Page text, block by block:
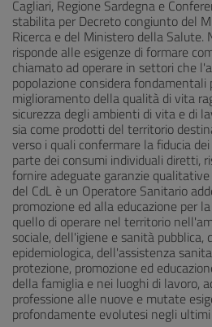
Cagliari, Regione Sardegna e
stabilita per Decreto congiunto del
Ricerca e del Ministero della Salute.
risponde alle esigenze di formare
chiamato ad operare in settori che
popolazione considera fondamentali
miglioramento della qualità di vita
sicurezza degli ambienti di vita e di
sia come prodotti del territorio
verso i quali confermare la fiducia
parte dei consumi individuali diretti,
fornire adeguate garanzie
del CdL è un Operatore Sanitario
promozione ed alla educazione per
quello di operare nel territorio
sociale, dell'igiene e sanità pubblica,
epidemiologica, dell'assistenza
protezione, promozione ed
della famiglia e nei luoghi di lavoro,
professione alle nuove e mutate
profondamente evolutesi negli